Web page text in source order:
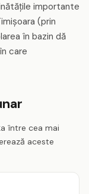
importante
(prin
în bazin dă
care
între cea mai
aceste